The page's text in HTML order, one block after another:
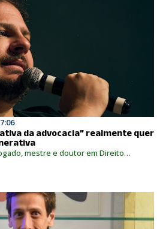
da advocacia” realmente quer
mestre e doutor em Direito…